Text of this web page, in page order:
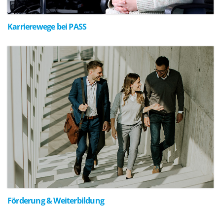
Karrierewege bei PASS
Förderung & Weiterbildung